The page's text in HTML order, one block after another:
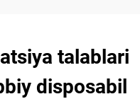
talablari
disposabil